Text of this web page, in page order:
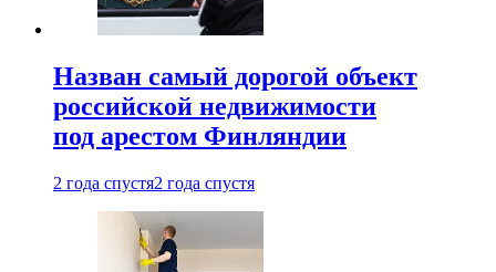
Назван самый дорогой объект
российской недвижимости
под арестом Финляндии
2 года спустя2 года спустя